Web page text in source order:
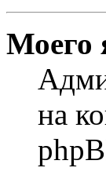
Моего
на